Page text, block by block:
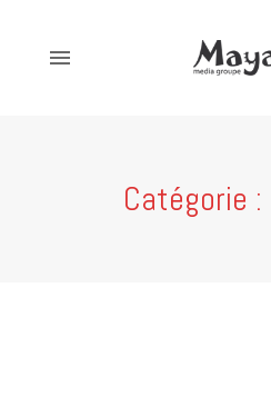
Catégorie :